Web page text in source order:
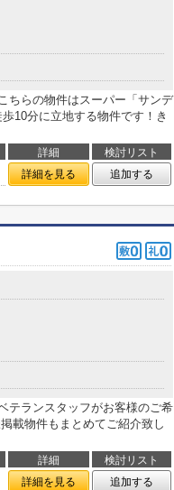
ちらの物件はスーパー「サンデ
10分に立地する物件です！き
詳細
検討リスト
詳細を見る 追加する
テランスタッフがお客様のご希
載物件もまとめてご紹介致し
詳細
検討リスト
詳細を見る 追加する